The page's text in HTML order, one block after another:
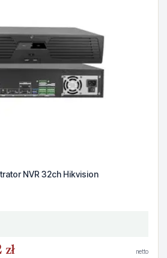
NVR 32ch Hikvision
netto